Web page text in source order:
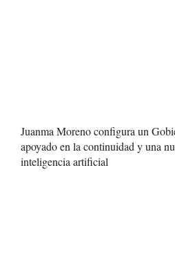
Juanma Moreno configura un
apoyado en la continuidad y una
inteligencia artificial